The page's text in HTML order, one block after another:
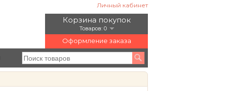
Личный кабинет
Корзина покупок
Товаров: 0
Оформление заказа